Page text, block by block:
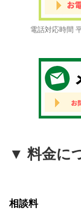
電話対応時間
▼ 料金に
相談料